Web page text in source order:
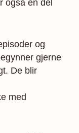
også en del
og
gjerne
De blir
med